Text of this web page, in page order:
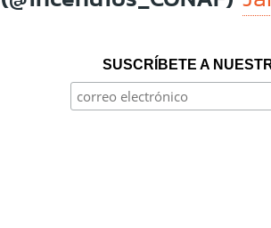
SUSCRÍBETE A